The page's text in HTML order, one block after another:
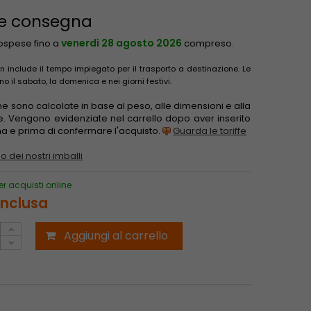
consegna
fino avenerdì 28 agosto 2026 compreso.
include il tempo impiegato per il trasporto a destinazione. Le
il sabato, la domenica e nei giorni festivi.
sono calcolate in base al peso, alle dimensioni e alla
Vengono evidenziate nel carrello dopo aver inserito
e prima di confermare l'acquisto.
Guarda le tariffe
dei nostri imballi
acquisti online
Aggiungi al carrello